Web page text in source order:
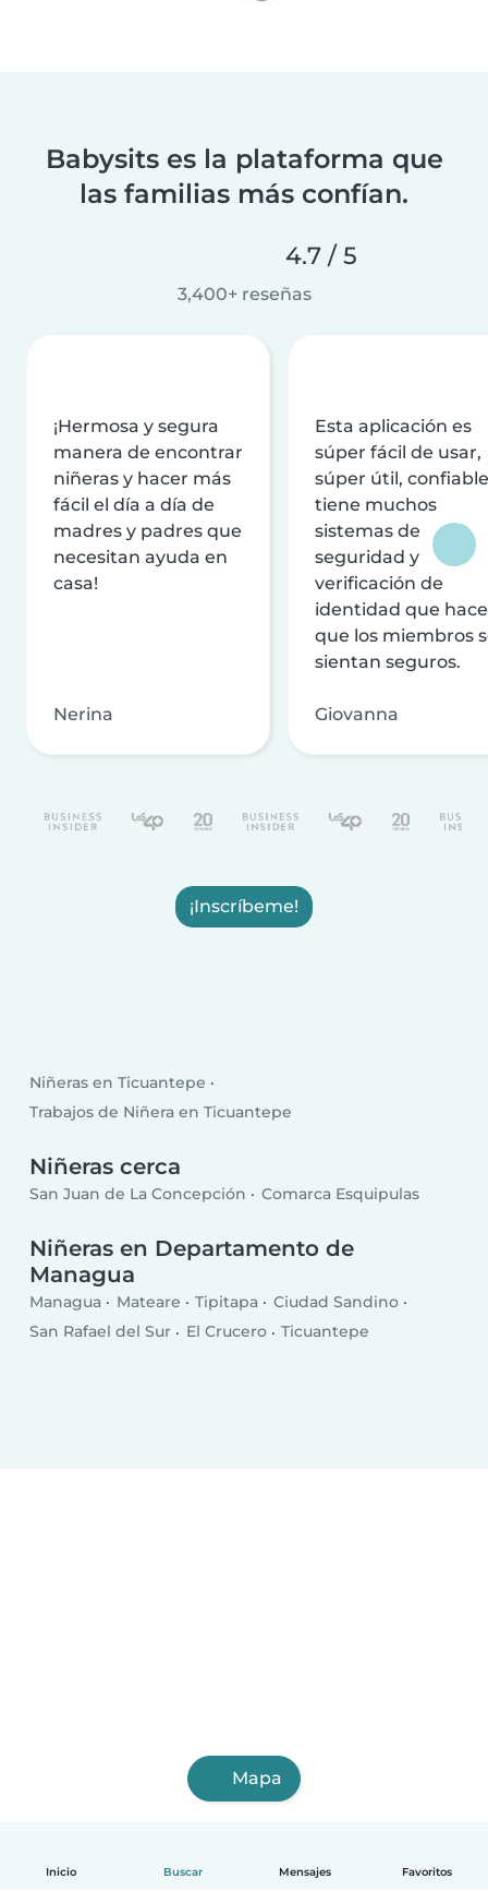
Inicio Buscar Mensajes Favoritos
Babysits es la plataforma que
las familias más confían.
4.7 / 5
3,400+ reseñas
¡Hermosa y segura
manera de encontrar
niñeras y hacer más
fácil el día a día de
madres y padres que
necesitan ayuda en
casa!
Nerina
Esta aplicación es
súper fácil de usar,
súper útil,
tiene muchos
sistemas de
seguridad y
verificación de
identidad que
que los miembros
sientan seguros.
Giovanna
¡Inscríbeme!
Niñeras en Ticuantepe
Trabajos de Niñera en Ticuantepe
Niñeras cerca
San Juan de La Concepción Comarca Esquipulas
Niñeras en Departamento de
Managua
Managua Mateare Tipitapa
Ciudad Sandino
San Rafael del Sur
El Crucero Ticuantepe
Mapa